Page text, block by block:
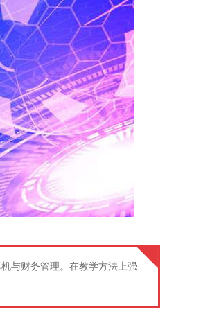
与财务管理。在教学方法上强